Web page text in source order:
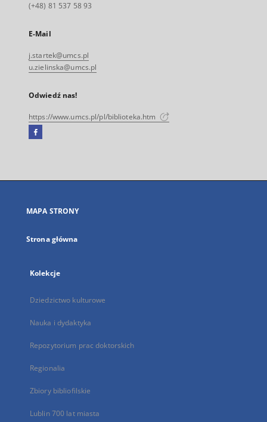
(+48) 81 537 58 93
E-Mail
j.startek@umcs.pl
u.zielinska@umcs.pl
Odwiedź nas!
https://www.umcs.pl/pl/biblioteka.htm
Facebook
się
karcie
MAPA STRONY
Strona główna
Kolekcje
Dziedzictwo kulturowe
Nauka i dydaktyka
Repozytorium prac doktorskich
Regionalia
Zbiory bibliofilskie
Lublin 700 lat miasta